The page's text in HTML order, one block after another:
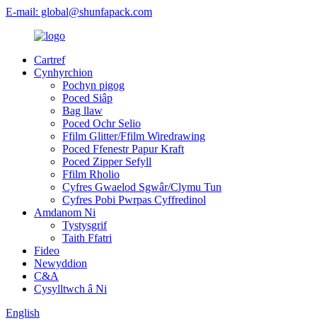
E-mail: global@shunfapack.com
Cartref
Cynhyrchion
Pochyn pigog
Poced Siâp
Bag llaw
Poced Ochr Selio
Ffilm Glitter/Ffilm Wiredrawing
Poced Ffenestr Papur Kraft
Poced Zipper Sefyll
Ffilm Rholio
Cyfres Gwaelod Sgwâr/Clymu Tun
Cyfres Pobi Pwrpas Cyffredinol
Amdanom Ni
Tystysgrif
Taith Ffatri
Fideo
Newyddion
C&A
Cysylltwch â Ni
English